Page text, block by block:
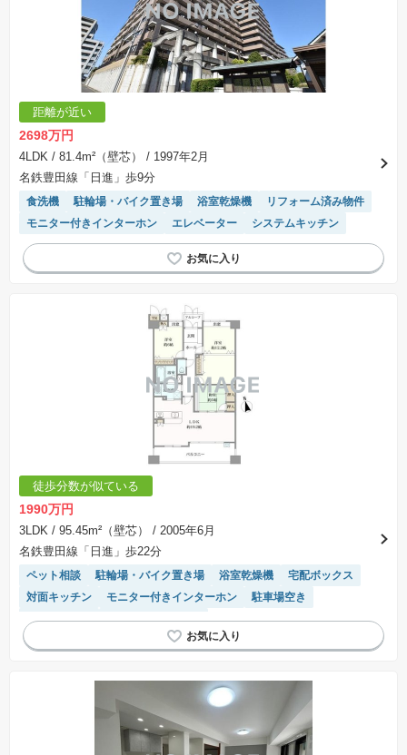
距離が近い
2698万円
4LDK / 81.4m²（壁芯）
/ 1997年2月
名鉄豊田線「日進」歩9分
食洗機 駐輪場・バイク置き場 浴室乾燥機
リフォーム済み物件
モニター付きインターホン
エレベーター システムキッチン
徒歩分数が似ている
1990万円
3LDK / 95.45m²（壁芯）
/ 2005年6月
名鉄豊田線「日進」歩22分
ペット相談 駐輪場・バイク置き場 浴室乾燥機
宅配ボックス
対面キッチン
モニター付きインターホン
駐車場空き
エレベーター
駐車場(普通車)あり